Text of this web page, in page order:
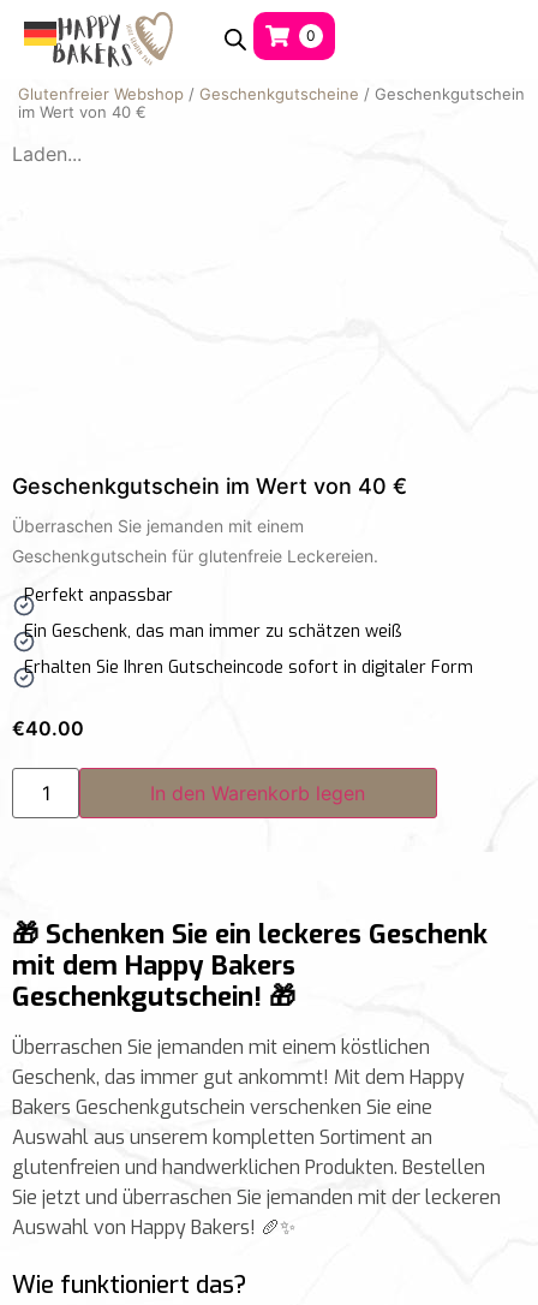
0
Glutenfreier Webshop / Geschenkgutscheine / Geschenkgutschein
im Wert von 40 €
Laden...
Geschenkgutschein im Wert von 40 €
Überraschen Sie jemanden mit einem
Geschenkgutschein für glutenfreie Leckereien.
Perfekt anpassbar
Ein Geschenk, das man immer zu schätzen weiß
Erhalten Sie Ihren Gutscheincode sofort in digitaler Form
€40.00
In den Warenkorb legen
🎁 Schenken Sie ein leckeres Geschenk
mit dem Happy Bakers
Geschenkgutschein! 🎁
Überraschen Sie jemanden mit einem köstlichen
Geschenk, das immer gut ankommt! Mit dem Happy
Bakers Geschenkgutschein verschenken Sie eine
Auswahl aus unserem kompletten Sortiment an
glutenfreien und handwerklichen Produkten. Bestellen
Sie jetzt und überraschen Sie jemanden mit der leckeren
Auswahl von Happy Bakers! 🥖✨
Wie funktioniert das?